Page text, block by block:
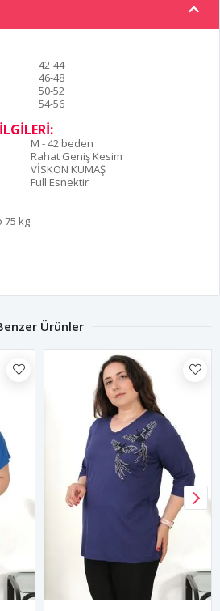
42-44
46-48
50-52
54-56
M - 42 beden
Rahat Geniş Kesim
VİSKON KUMAŞ
Full Esnektir
75 kg
Ürünler